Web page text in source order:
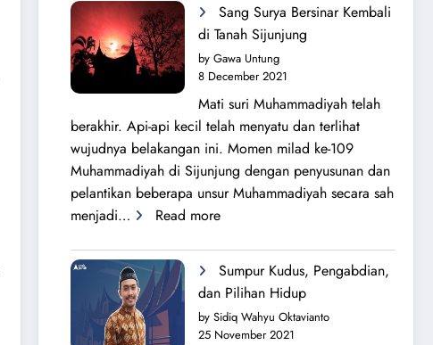
Sang
Surya
dari
Balik
Pura
Sang Surya Bersinar Kembali
di Tanah Sijunjung
by Gawa Untung
8 December 2021
Mati suri Muhammadiyah telah
berakhir. Api-api kecil telah menyatu dan terlihat
wujudnya belakangan ini. Momen milad ke-109
Muhammadiyah di Sijunjung dengan penyusunan dan
pelantikan beberapa unsur Muhammadiyah secara sah
menjadi…
Read more:
Bersinar
Kembali
di
Sumpur Kudus, Pengabdian,
dan Pilihan Hidup
by Sidiq Wahyu Oktavianto
25 November 2021